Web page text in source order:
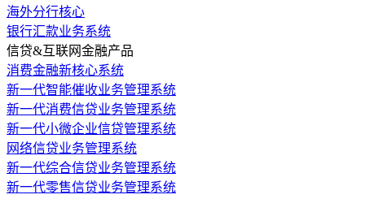
海外分行核心
银行汇款业务系统
信贷&互联网金融产品
消费金融新核心系统
新一代智能催收业务管理系统
新一代消费信贷业务管理系统
新一代小微企业信贷管理系统
网络信贷业务管理系统
新一代综合信贷业务管理系统
新一代零售信贷业务管理系统